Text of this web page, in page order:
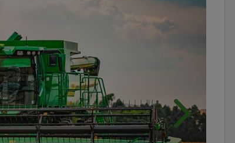
Próximo